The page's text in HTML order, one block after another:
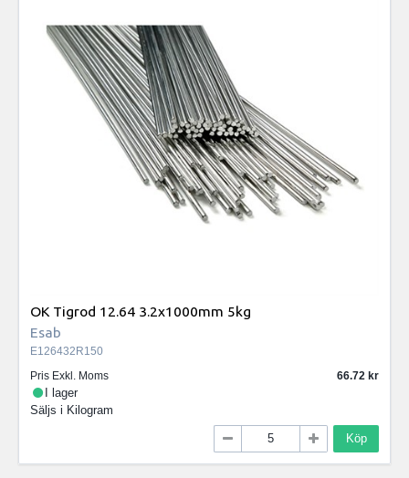
OK Tigrod 12.64 3.2x1000mm 5kg
Esab
E126432R150
Pris Exkl. Moms
66.72
I lager
Säljs i Kilogram
Köp